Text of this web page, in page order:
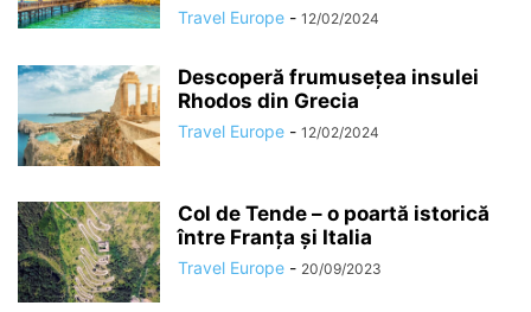
Travel Europe - 12/02/2024
Descoperă frumusețea insulei
Rhodos din Grecia
Travel Europe - 12/02/2024
Col de Tende – o poartă istorică
între Franța și Italia
Travel Europe - 20/09/2023